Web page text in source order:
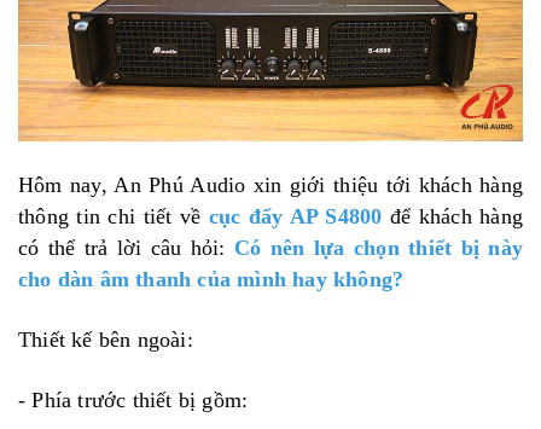
Hôm nay, An Phú Audio xin giới thiệu tới khách hàng
thông tin chi tiết về cục đẩy AP S4800 để khách hàng
có thể trả lời câu hỏi: Có nên lựa chọn thiết bị này
cho dàn âm thanh của mình hay không?
Thiết kế bên ngoài:
- Phía trước thiết bị gồm: